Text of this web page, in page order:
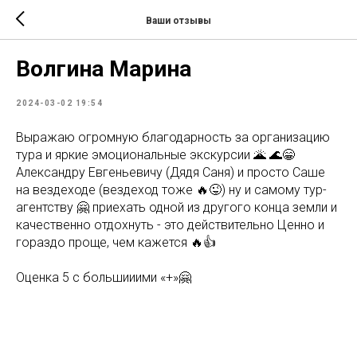
Ваши отзывы
Волгина Марина
2024-03-02 19:54
Выражаю огромную благодарность за организацию
тура и яркие эмоциональные экскурсии 🌋 🌊😁
Александру Евгеньевичу (Дядя Саня) и просто Саше
на вездеходе (вездеход тоже 🔥😜) ну и самому тур-
агентству 🤗 приехать одной из другого конца земли и
качественно отдохнуть - это действительно Ценно и
гораздо проще, чем кажется 🔥👍
Оценка 5 с большииими «+»🤗